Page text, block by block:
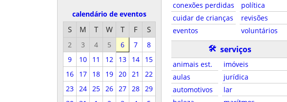
calendário de eventos
S M T W T F S
2 3 4 5 6 7
8
9
10 11 12 13 14
15
16
17 18 19 20 21
22
23
24 25 26 27 28
29
conexões perdidas
cuidar de crianças
eventos
política
revisões
voluntários
🛠 serviços
animais est.
aulas
automotivos
imóveis
jurídica
lar